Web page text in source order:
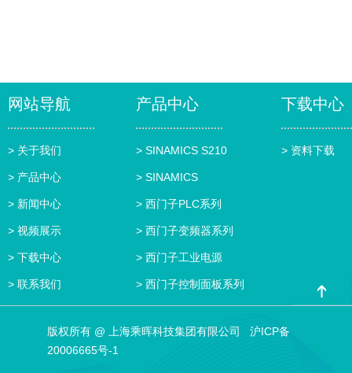
网站导航
> 关于我们
> 产品中心
> 新闻中心
> 视频展示
> 下载中心
> 联系我们
产品中心
> SINAMICS S210
> SINAMICS
> 西门子PLC系列
> 西门子变频器系列
> 西门子工业电源
> 西门子控制面板系列
下载中心
> 资料下载
版权所有 @ 上海乘晖科技集团有限公司 沪ICP备
20006665号-1